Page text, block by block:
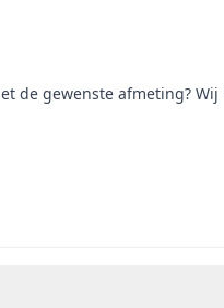
de gewenste afmeting?